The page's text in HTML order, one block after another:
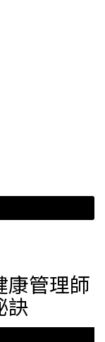
康管理師
訣